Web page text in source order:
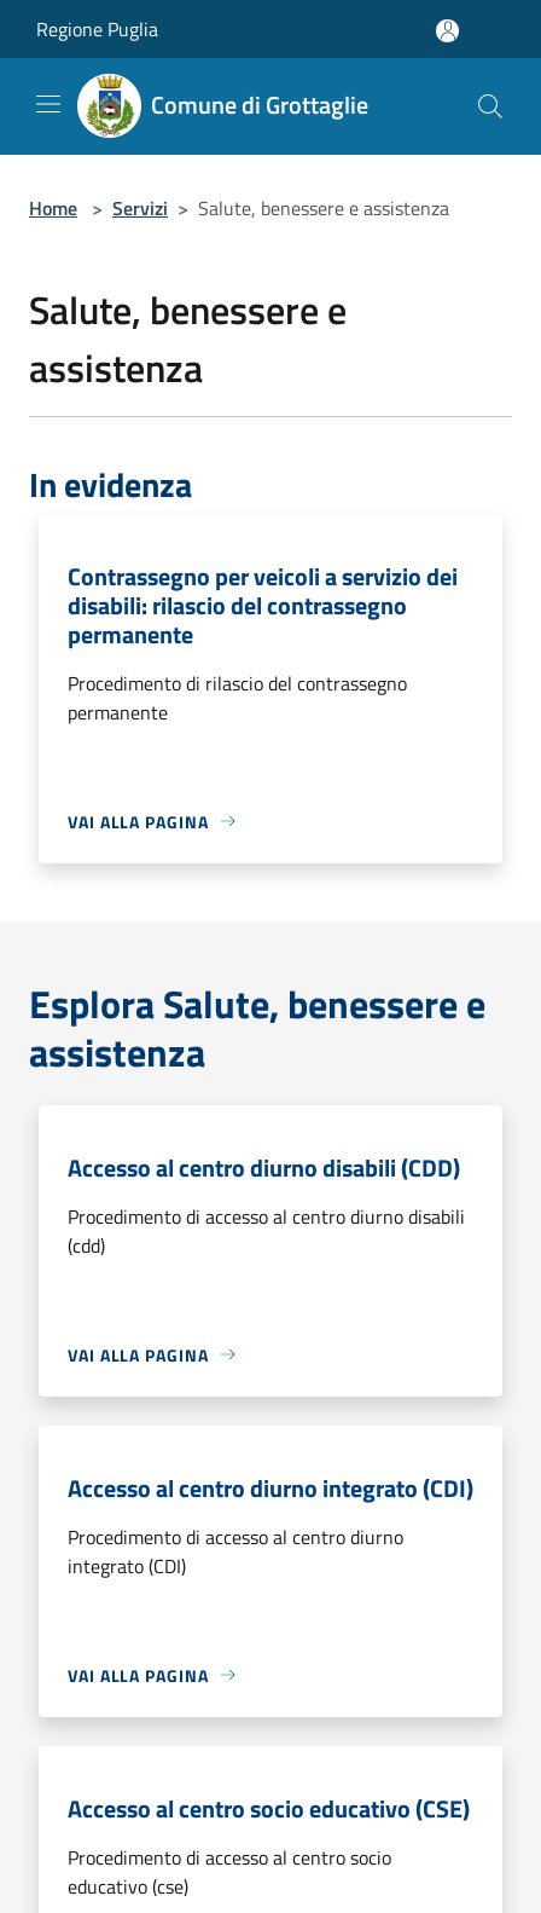
Regione Puglia
Comune di Grottaglie
Home > Servizi > Salute, benessere e assistenza
Salute, benessere e
assistenza
In evidenza
Contrassegno per veicoli a servizio dei
disabili: rilascio del contrassegno
permanente
Procedimento di rilascio del contrassegno
permanente
VAI ALLA PAGINA
Esplora Salute, benessere e
assistenza
Accesso al centro diurno disabili (CDD)
Procedimento di accesso al centro diurno disabili
(cdd)
VAI ALLA PAGINA
Accesso al centro diurno integrato (CDI)
Procedimento di accesso al centro diurno
integrato (CDI)
VAI ALLA PAGINA
Accesso al centro socio educativo (CSE)
Procedimento di accesso al centro socio
educativo (cse)